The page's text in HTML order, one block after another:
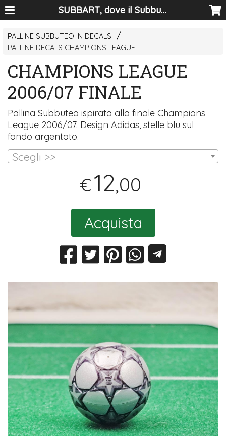
SUBBART, dove il Subbuteo diventa arte
PALLINE SUBBUTEO IN DECALS
PALLINE DECALS CHAMPIONS LEAGUE
CHAMPIONS LEAGUE
2006/07 FINALE
Pallina Subbuteo ispirata alla finale Champions
League 2006/07. Design Adidas, stelle blu sul
fondo argentato.
Scegli >>
€12,00
Acquista